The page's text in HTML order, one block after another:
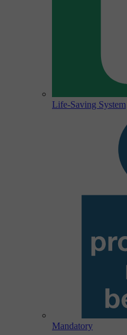
Life-Saving System
Mandatory